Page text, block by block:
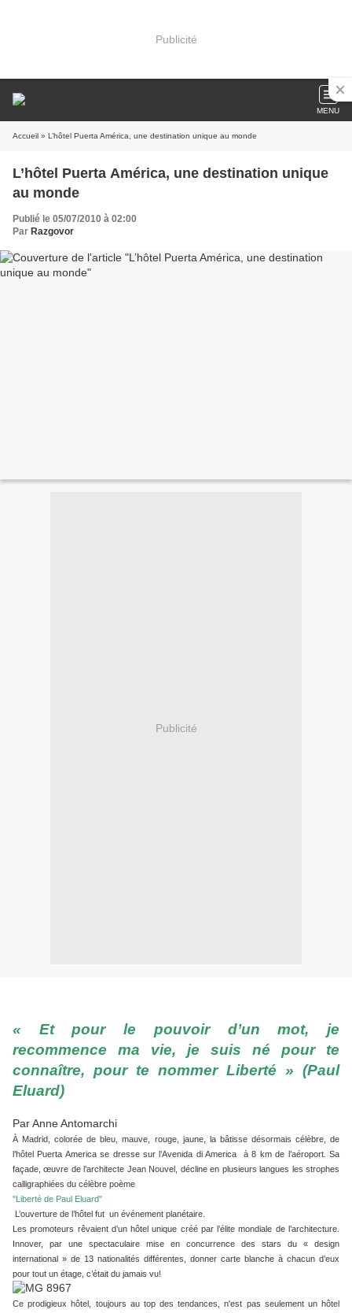
Publicité
MENU
Accueil » L’hôtel Puerta América, une destination unique au monde
L’hôtel Puerta América, une destination unique
au monde
Publié le 05/07/2010 à 02:00
Par Razgovor
Publicité
« Et pour le pouvoir d’un mot, je
recommence ma vie, je suis né pour te
connaître, pour te nommer Liberté » (Paul
Eluard)
Par Anne Antomarchi
À Madrid, colorée de bleu, mauve, rouge, jaune, la bâtisse désormais célèbre, de
l’hôtel Puerta America se dresse sur l’Avenida di America à 8 km de l’aéroport. Sa
façade, œuvre de l’architecte Jean Nouvel, décline en plusieurs langues les strophes
calligraphiées du célèbre poème
"Liberté de Paul Eluard"
L’ouverture de l’hôtel fut un événement planétaire.
Les promoteurs rêvaient d’un hôtel unique créé par l’élite mondiale de l’architecture.
Innover, par une spectaculaire mise en concurrence des stars du « design
international » de 13 nationalités différentes, donner carte blanche à chacun d’eux
pour tout un étage, c’était du jamais vu!
Ce prodigieux hôtel, toujours au top des tendances, n'est pas seulement un hôtel